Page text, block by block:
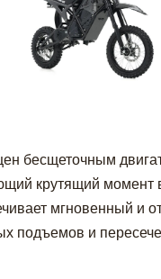
бесщеточным
крутящий момент
мгновенный и
подъемов и